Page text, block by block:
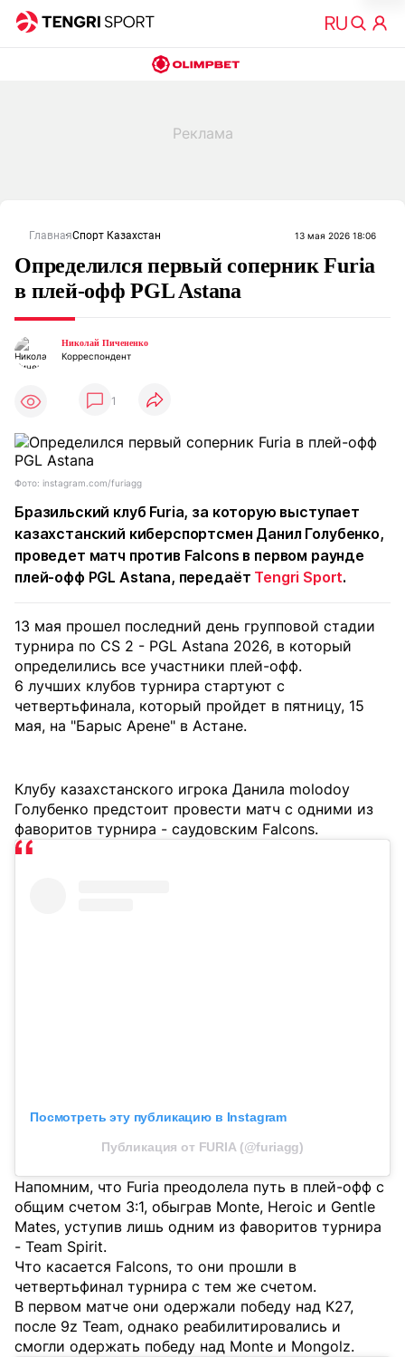
ГлавнаяСпорт Казахстан 13 мая 2026 18:06
Определился первый соперник Furia
в плей-офф PGL Astana
Николай Пичененко
Корреспондент
1
Фото: instagram.com/furiagg
Бразильский клуб Furia, за которую выступает
казахстанский киберспортсмен Данил Голубенко,
проведет матч против Falcons в первом раунде
плей-офф PGL Astana, передаёт Tengri Sport.
13 мая прошел последний день групповой стадии
турнира по CS 2 - PGL Astana 2026, в который
определились все участники плей-офф.
6 лучших клубов турнира стартуют с
четвертьфинала, который пройдет в пятницу, 15
мая, на "Барыс Арене" в Астане.
Клубу казахстанского игрока Данила molodoy
Голубенко предстоит провести матч с одними из
фаворитов турнира - саудовским Falcons.
Посмотреть эту публикацию в Instagram
Публикация от FURIA (@furiagg)
Напомним, что Furia преодолела путь в плей-офф с
общим счетом 3:1, обыграв Monte, Heroic и Gentle
Mates, уступив лишь одним из фаворитов турнира
- Team Spirit.
Что касается Falcons, то они прошли в
четвертьфинал турнира с тем же счетом.
В первом матче они одержали победу над К27,
после 9z Team, однако реабилитировались и
смогли одержать победу над Monte и Mongolz.